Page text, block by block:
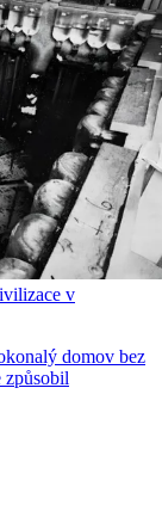
v
domov bez
způsobil